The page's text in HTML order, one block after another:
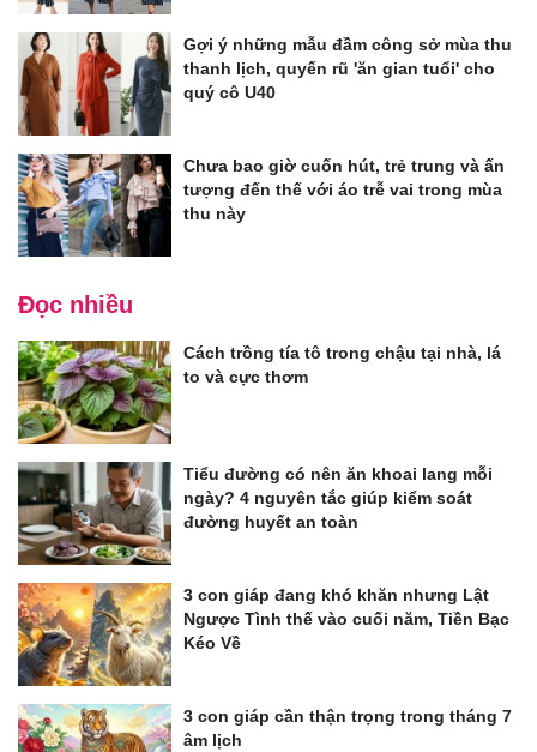
Gợi ý những mẫu đầm công sở mùa thu
thanh lịch, quyến rũ 'ăn gian tuổi' cho
quý cô U40
Chưa bao giờ cuốn hút, trẻ trung và ấn
tượng đến thế với áo trễ vai trong mùa
thu này
Đọc nhiều
Cách trồng tía tô trong chậu tại nhà, lá
to và cực thơm
Tiểu đường có nên ăn khoai lang mỗi
ngày? 4 nguyên tắc giúp kiểm soát
đường huyết an toàn
3 con giáp đang khó khăn nhưng Lật
Ngược Tình thế vào cuối năm, Tiền Bạc
Kéo Về
3 con giáp cần thận trọng trong tháng 7
âm lịch